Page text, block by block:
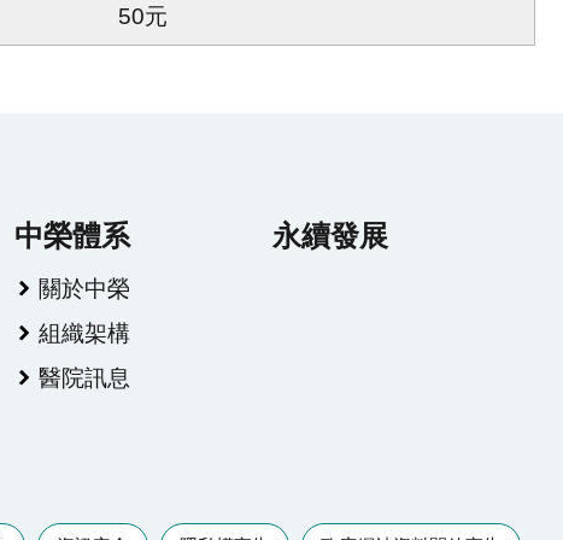
50元
中榮體系
關於中榮
組織架構
醫院訊息
永續發展